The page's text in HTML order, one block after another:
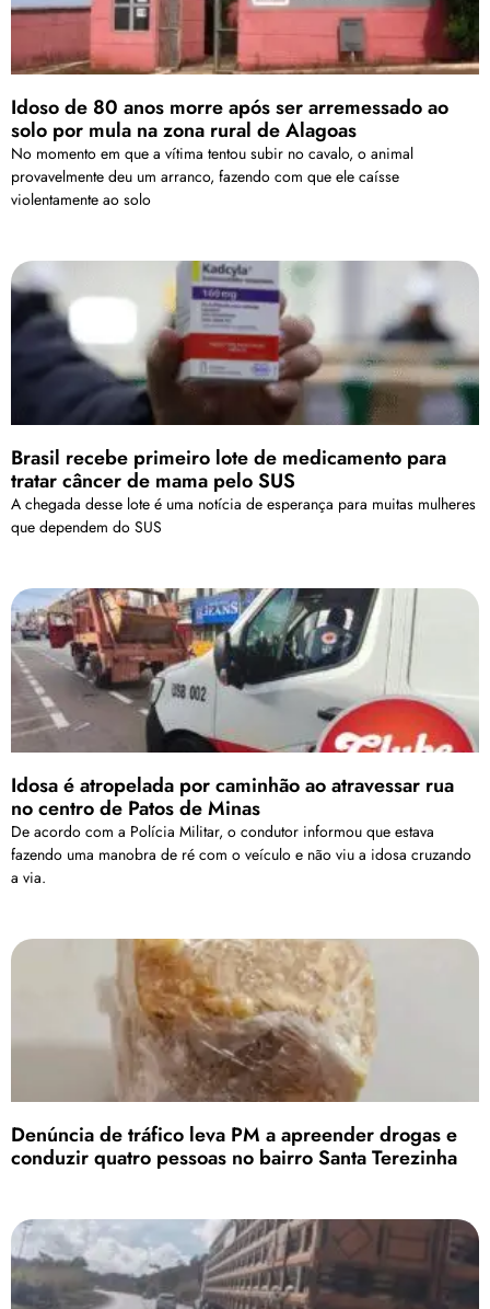
Idoso de 80 anos morre após ser arremessado ao
solo por mula na zona rural de Alagoas
No momento em que a vítima tentou subir no cavalo, o animal
provavelmente deu um arranco, fazendo com que ele caísse
violentamente ao solo
Brasil recebe primeiro lote de medicamento para
tratar câncer de mama pelo SUS
A chegada desse lote é uma notícia de esperança para muitas mulheres
que dependem do SUS
Idosa é atropelada por caminhão ao atravessar rua
no centro de Patos de Minas
De acordo com a Polícia Militar, o condutor informou que estava
fazendo uma manobra de ré com o veículo e não viu a idosa cruzando
a via.
Denúncia de tráfico leva PM a apreender drogas e
conduzir quatro pessoas no bairro Santa Terezinha